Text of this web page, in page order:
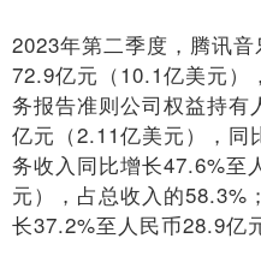
2023年第二季度，腾讯
72.9亿元（10.1亿美元），
务报告准则公司权益持有
亿元（2.11亿美元），同
务收入同比增长47.6%至
元），占总收入的58.3%
长37.2%至人民币28.9亿